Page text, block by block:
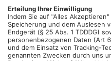
märchenhafte Musicals
stehen dann „Tischlein Deck‘
Kaisers neue Kleider“. Der
Artikel teilen